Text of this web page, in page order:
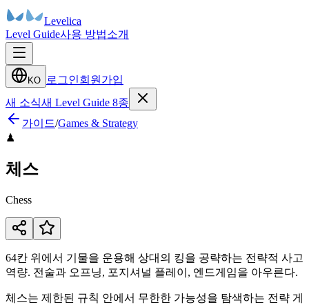
Levelica
Level Guide사용 방법소개
KO 로그인회원가입
새 소식새 Level Guide 8종
가이드/Games & Strategy
♟
체스
Chess
64칸 위에서 기물을 운용해 상대의 킹을 공략하는 전략적 사고
역량. 전술과 오프닝, 포지셔널 플레이, 엔드게임을 아우른다.
체스는 제한된 규칙 안에서 무한한 가능성을 탐색하는 전략 게